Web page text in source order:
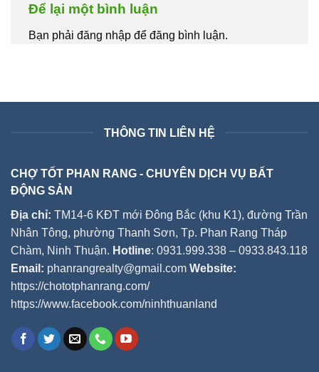
Để lại một bình luận
Bạn phải đăng nhập để đăng bình luận.
THÔNG TIN LIÊN HỆ
CHỢ TỐT PHAN RANG - CHUYÊN DỊCH VỤ BẤT
ĐỘNG SẢN
Địa chỉ: TM14-6 KĐT mới Đông Bắc (khu K1), đường Trần
Nhân Tông, phường Thanh Sơn, Tp. Phan Rang Tháp
Chàm, Ninh Thuận. Hotline: 0931.999.338 – 0933.843.118
Email: phanrangrealty@gmail.com Website:
https://chototphanrang.com/
https://www.facebook.com/ninhthuanland